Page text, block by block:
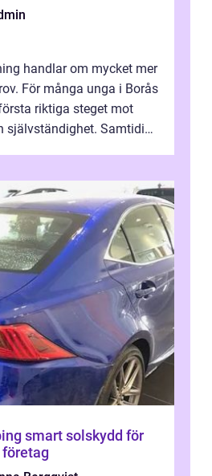
handlar om mycket mer
För många unga i Borås
riktiga steget mot
självständighet. Samtidigt
för
företag